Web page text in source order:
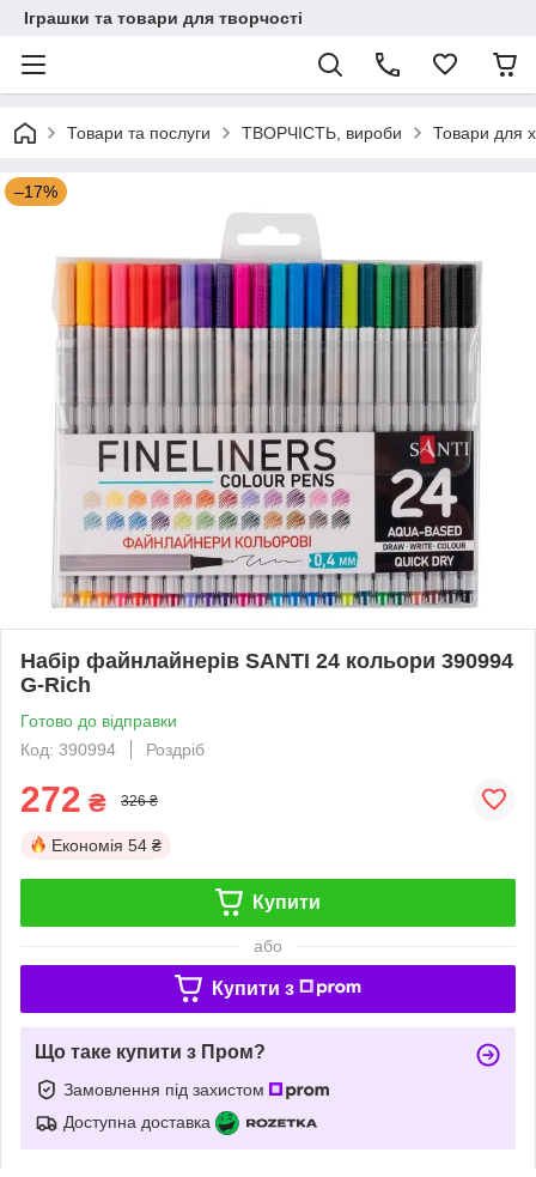
Іграшки та товари для творчості
Товари та послуги ТВОРЧІСТЬ, вироби Товари для
–17%
Набір файнлайнерів SANTI 24 кольори 390994
G-Rich
Готово до відправки
Код: 390994
Роздріб
272 ₴ 326 ₴
Економія 54 ₴
Купити
або
Купити з
Що таке купити з Пром?
Замовлення під захистом
Доступна доставка